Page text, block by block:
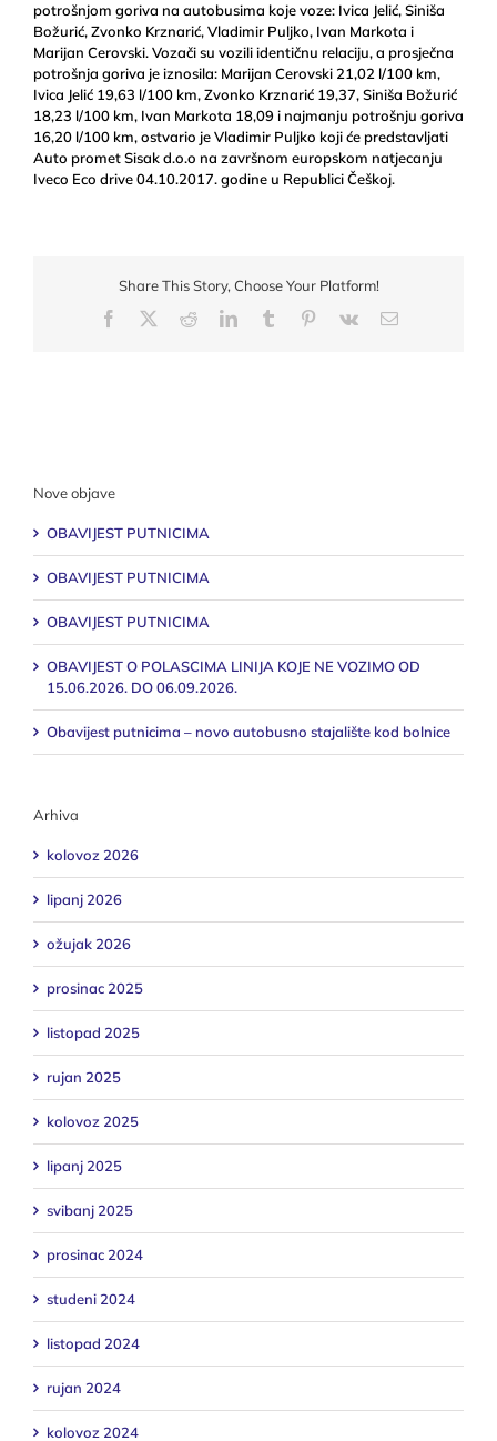
potrošnjom goriva na autobusima koje voze: Ivica Jelić, Siniša
Božurić, Zvonko Krznarić, Vladimir Puljko, Ivan Markota i
Marijan Cerovski. Vozači su vozili identičnu relaciju, a prosječna
potrošnja goriva je iznosila: Marijan Cerovski 21,02 l/100 km,
Ivica Jelić 19,63 l/100 km, Zvonko Krznarić 19,37, Siniša Božurić
18,23 l/100 km, Ivan Markota 18,09 i najmanju potrošnju goriva
16,20 l/100 km, ostvario je Vladimir Puljko koji će predstavljati
Auto promet Sisak d.o.o na završnom europskom natjecanju
Iveco Eco drive 04.10.2017. godine u Republici Češkoj.
Share This Story, Choose Your Platform!
Facebook
RedditLinkedInTumblr Pinterest
Vk Email:
Nove objave
OBAVIJEST PUTNICIMA
OBAVIJEST PUTNICIMA
OBAVIJEST PUTNICIMA
OBAVIJEST O POLASCIMA LINIJA KOJE NE VOZIMO OD
15.06.2026. DO 06.09.2026.
Obavijest putnicima – novo autobusno stajalište kod bolnice
Arhiva
kolovoz 2026
lipanj 2026
ožujak 2026
prosinac 2025
listopad 2025
rujan 2025
kolovoz 2025
lipanj 2025
svibanj 2025
prosinac 2024
studeni 2024
listopad 2024
rujan 2024
kolovoz 2024